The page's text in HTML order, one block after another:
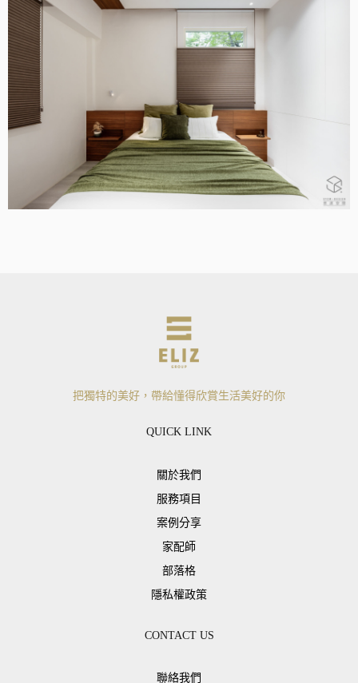
把獨特的美好，帶給懂得欣賞生活美好的你
QUICK LINK
關於我們
服務項目
案例分享
家配師
部落格
隱私權政策
CONTACT US
聯絡我們